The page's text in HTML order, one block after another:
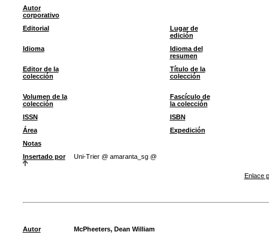
Autor
corporativo
Editorial
Lugar de
edición
Idioma
Idioma del
resumen
Editor de la
colección
Título de la
colección
Volumen de la
colección
Fascículo de
la colección
ISSN
ISBN
Área
Expedición
Notas
Insertado por
Uni-Trier @ amaranta_sg @
Enlace
Autor
McPheeters, Dean William